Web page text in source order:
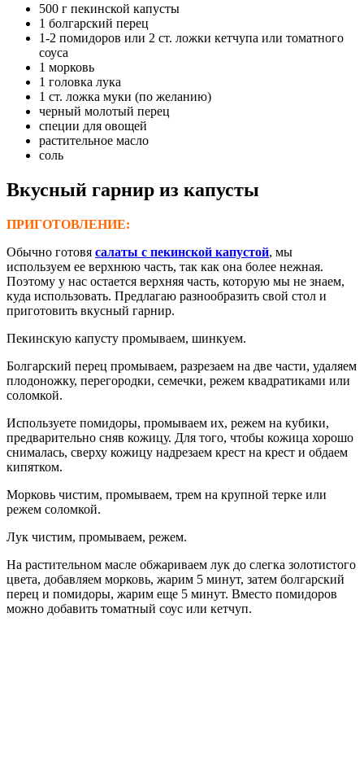
500 г пекинской капусты
1 болгарский перец
1-2 помидоров или 2 ст. ложки кетчупа или томатного
соуса
1 морковь
1 головка лука
1 ст. ложка муки (по желанию)
черный молотый перец
специи для овощей
растительное масло
соль
Вкусный гарнир из капусты
ПРИГОТОВЛЕНИЕ:
Обычно готовя салаты с пекинской капустой, мы
используем ее верхнюю часть, так как она более нежная.
Поэтому у нас остается верхняя часть, которую мы не знаем,
куда использовать. Предлагаю разнообразить свой стол и
приготовить вкусный гарнир.
Пекинскую капусту промываем, шинкуем.
Болгарский перец промываем, разрезаем на две части, удаляем
плодоножку, перегородки, семечки, режем квадратиками или
соломкой.
Используете помидоры, промываем их, режем на кубики,
предварительно сняв кожицу. Для того, чтобы кожица хорошо
снималась, сверху кожицу надрезаем крест на крест и обдаем
кипятком.
Морковь чистим, промываем, трем на крупной терке или
режем соломкой.
Лук чистим, промываем, режем.
На растительном масле обжариваем лук до слегка золотистого
цвета, добавляем морковь, жарим 5 минут, затем болгарский
перец и помидоры, жарим еще 5 минут. Вместо помидоров
можно добавить томатный соус или кетчуп.